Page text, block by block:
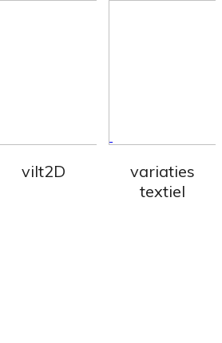
vilt2D
variaties
textiel